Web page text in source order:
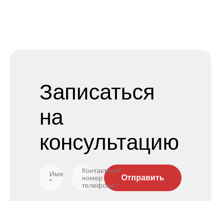
Записаться
на
консультацию
Имя
*
Контактный
номер
телефона *
Отправить